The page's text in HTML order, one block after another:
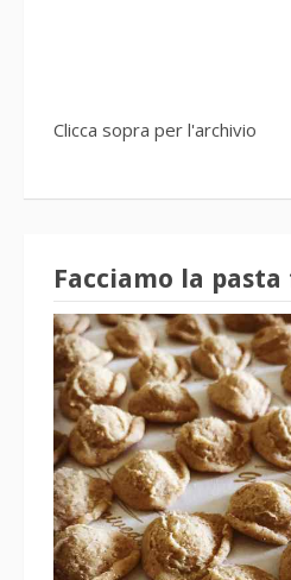
Clicca sopra per l'archivio
Facciamo la pasta